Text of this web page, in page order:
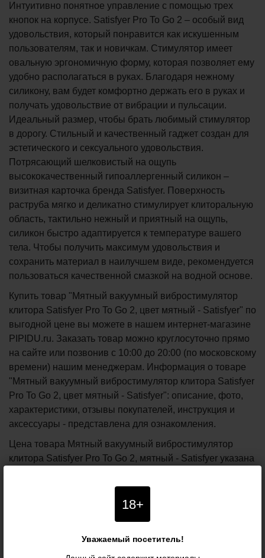
18+
Уважаемый посетитель!
Интуитивно понятное управление с помощью трех
кнопок на корпусе. Satisfyer Pro To Go 2 – особый вид
удовольствия, который понравится как искушенным
пользователям, так и новичкам. Стимулятор имеет
овальную эргономичную форму, которая позволяет ему
удобно располагаться в руках. Благодаря нежному
силикону, вам будет комфортно держать его в руках и
получать удовольствие от вибрации и пульсации.
Идеальный размер, чтобы брать любимый стимулятор
в дорогу. Стильный и качественный гаджет создан для
эстетического и сексуального удовольствия.
Потрясающий шелковистый на ощупь
высококачественный гипоаллергенный силикон –
визитная карточка бренда Satisfyer. Поверхность
раструба мягко и деликатно стимулирует клиторальную
область, тактильно нежный и приятный на ощупь,
силикон быстро адаптируется к температуре вашего
тела. Чтобы получить максимум удовольствия и
сохранить материал в наилучшем виде, рекомендуется
пользоваться качественной смазкой на водной основе.
Купить товар "Мятный вакуумный вибростимулятор
клитора Satisfyer Pro To Go 2, цвет мятный - Satisfyer" по
выгодной цене вы можете в нашем интернет-магазине
PIPIDU.ru. Заказать товар можно круглосуточно прямо
на сайте или позвонив с 10:00 до 20:00 (по московскому
времени) нашим менеджерам. Информация о товаре
"Мятный вакуумный вибростимулятор клитора Satisfyer
Pro To Go 2, цвет мятный - Satisfyer": описание, фото,
характеристики, отзывы покупателей, инструкция и
аксессуары - представлена для ознакомления.
Цена товара Мятный вакуумный вибростимулятор
клитора Satisfyer Pro To Go 2, мятный - Satisfyer указана
доставка курьером по Москве и почтой по всей России
осуществляется бесплатно.Бесплатная
Характеристики